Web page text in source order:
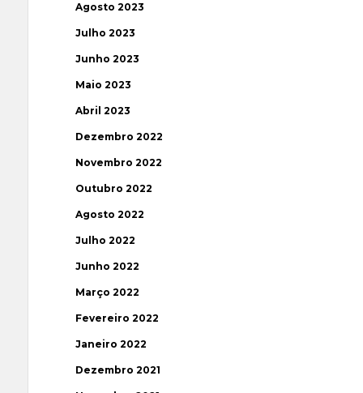
Agosto 2023
Julho 2023
Junho 2023
Maio 2023
Abril 2023
Dezembro 2022
Novembro 2022
Outubro 2022
Agosto 2022
Julho 2022
Junho 2022
Março 2022
Fevereiro 2022
Janeiro 2022
Dezembro 2021